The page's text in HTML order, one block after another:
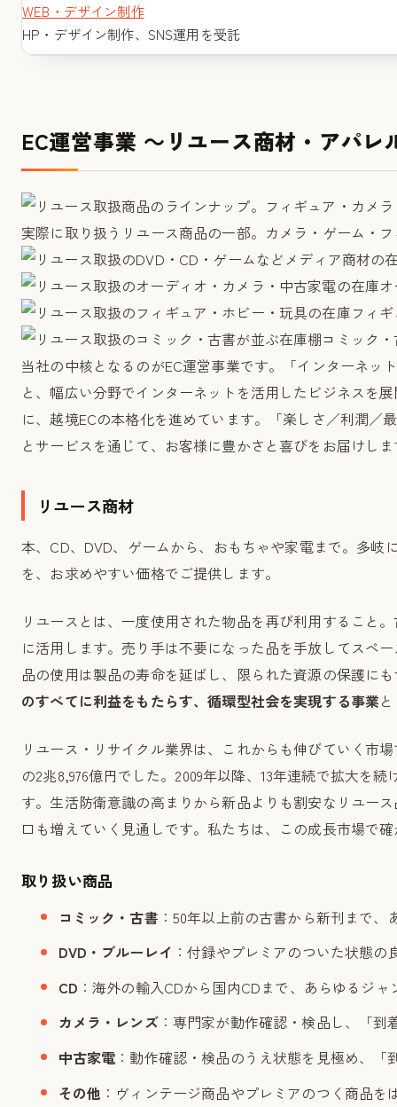
サイトマップ 個人情報保護方針 お問い合
WEB・デザイン制作
HP・デザイン制作、SNS運用を受託
EC運営事業 ～リユース商材・アパレ
実際に取り扱うリユース商品の一部。カメラ・ゲーム・
フィ
コミック
当社の中核となるのがEC運営事業です。「インターネ
と、幅広い分野でインターネットを活用したビジネスを
に、越境ECの本格化を進めています。「楽しさ／利潤
とサービスを通じて、お客様に豊かさと喜びをお届けし
リユース商材
本、CD、DVD、ゲームから、おもちゃや家電まで。多
を、お求めやすい価格でご提供します。
リユースとは、一度使用された物品を再び利用すること
に活用します。売り手は不要になった品を手放してスペ
品の使用は製品の寿命を延ばし、限られた資源の保護に
のすべてに利益をもたらす、循環型社会を実現する事業
リユース・リサイクル業界は、これからも伸びていく市
の2兆8,976億円でした。2009年以降、13年連続で拡大を
す。生活防衛意識の高まりから新品よりも割安なリユー
口も増えていく見通しです。私たちは、この成長市場で
取り扱い商品
コミック・古書 ：50年以上前の古書から新刊まで
DVD・ブルーレイ ：付録やプレミアのついた状態
CD ：海外の輸入CDから国内CDまで、あらゆるジ
カメラ・レンズ：専門家が動作確認・検品し、「到
中古家電 ：動作確認・検品のうえ状態を見極め、
その他 ：ヴィンテージ商品やプレミアのつく商品